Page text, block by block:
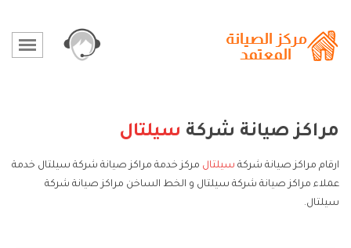
مراكز صيانة شركة سيلتال
ارقام مراكز صيانة شركة سيلتال مركز خدمة مراكز صيانة شركة سيلتال خدمة
عملاء مراكز صيانة شركة سيلتال و الخط الساخن مراكز صيانة شركة
سيلتال.